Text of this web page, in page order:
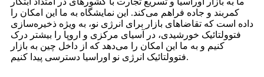
کمربند و جاده فراهم می‌کند. این نمایشگاه به ما این امکان را
داده است که تقاضاهای بازار برای انرژی نو، به ویژه ذخیره‌سازی
فتوولتائیک خورشیدی، در آسیای مرکزی و اروپا را بیشتر درک
کنیم و به ما این امکان را می‌دهد که از داخل چین به بازار
فتوولتائیک انرژی نو اوراسیا دسترسی پیدا کنیم.